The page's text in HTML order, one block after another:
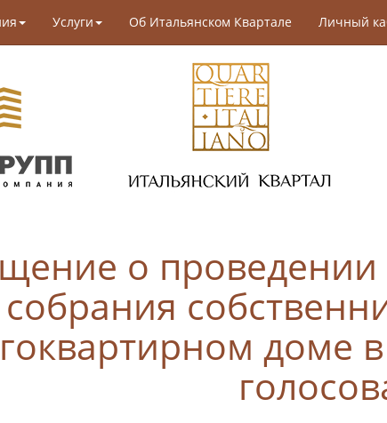
Услуги Об Итальянском Квартале Личный
о
собрания
доме